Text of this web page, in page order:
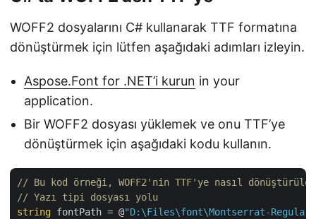
WOFF2 dosyalarını C# kullanarak TTF formatına
dönüştürmek için lütfen aşağıdaki adımları izleyin.
Aspose.Font for .NET’i kurun in your
application.
Bir WOFF2 dosyası yüklemek ve onu TTF’ye
dönüştürmek için aşağıdaki kodu kullanın.
// Bu kod örneği, WOFF2'nin TTF'ye nasıl
// Yazı tipi dosyası yolu
string fontPath = @"D:\Files\font\Montserrat-